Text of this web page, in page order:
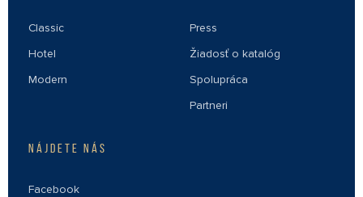
Classic
Hotel
Modern
Press
Žiadosť o katalóg
Spolupráca
Partneri
NÁJDETE NÁS
Facebook